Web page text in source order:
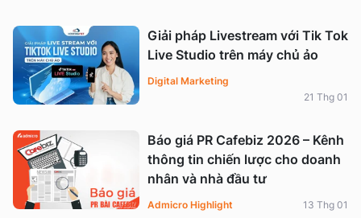
Giải pháp Livestream với Tik Tok
Live Studio trên máy chủ ảo
Digital Marketing
21 Thg 01
Báo giá PR Cafebiz 2026 – Kênh
thông tin chiến lược cho doanh
nhân và nhà đầu tư
Admicro Highlight 13 Thg 01